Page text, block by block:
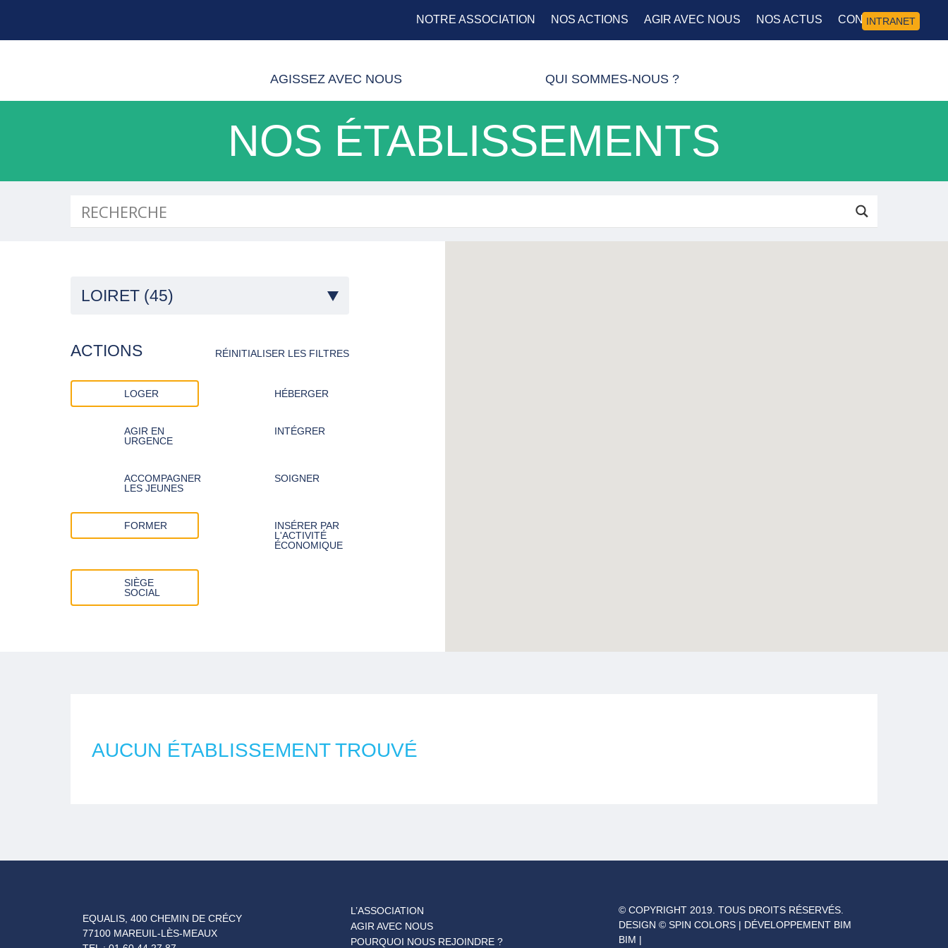
INTRANET
NOTRE ASSOCIATION NOS ACTIONS AGIR AVEC NOUS NOS ACTUS CONTACT
AGISSEZ AVEC NOUS QUI SOMMES-NOUS ?
NOS ÉTABLISSEMENTS
LOIRET (45)
ACTIONS RÉINITIALISER LES FILTRES
LOGER HÉBERGER
AGIR EN
URGENCE
INTÉGRER
ACCOMPAGNER
LES JEUNES
SOIGNER
FORMER
INSÉRER PAR
L'ACTIVITÉ
ÉCONOMIQUE
SIÈGE
SOCIAL
AUCUN ÉTABLISSEMENT TROUVÉ
EQUALIS, 400 CHEMIN DE CRÉCY
77100 MAREUIL-LÈS-MEAUX
L’ASSOCIATION
AGIR AVEC NOUS
POURQUOI NOUS REJOINDRE ?
© COPYRIGHT 2019. TOUS DROITS RÉSERVÉS.
DESIGN © SPIN COLORS | DÉVELOPPEMENT BIM
BIM |